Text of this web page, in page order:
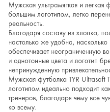
Мужская ультрамягкая и легкая
большим логотипом, легко
реальность.
Благодаря составу из хлопка,
настолько же удобна,
обеспечивает неограниченную
и однотонные цвета и логотип
непринужденную
Мужская футболка TYR Ultrasoft
логотипом идеально подходит
тренеров, благодаря чему все
ко всему.